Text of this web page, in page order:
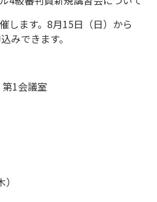
します。8月15日（日）から
みできます。
1会議室